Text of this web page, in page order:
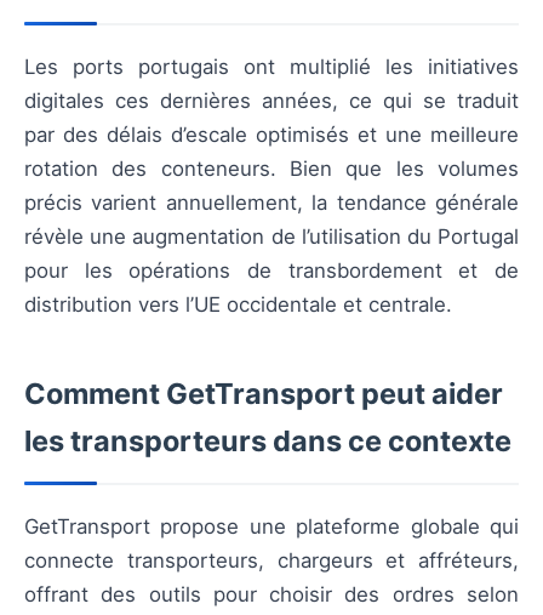
Les ports portugais ont multiplié les initiatives
digitales ces dernières années, ce qui se traduit
par des délais d’escale optimisés et une meilleure
rotation des conteneurs. Bien que les volumes
précis varient annuellement, la tendance générale
révèle une augmentation de l’utilisation du Portugal
pour les opérations de transbordement et de
distribution vers l’UE occidentale et centrale.
Comment GetTransport peut aider
les transporteurs dans ce contexte
GetTransport propose une plateforme globale qui
connecte transporteurs, chargeurs et affréteurs,
offrant des outils pour choisir des ordres selon